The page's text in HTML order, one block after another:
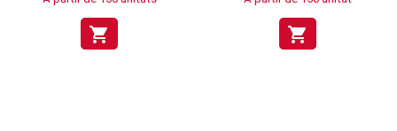
shopping_cart shopping_cart